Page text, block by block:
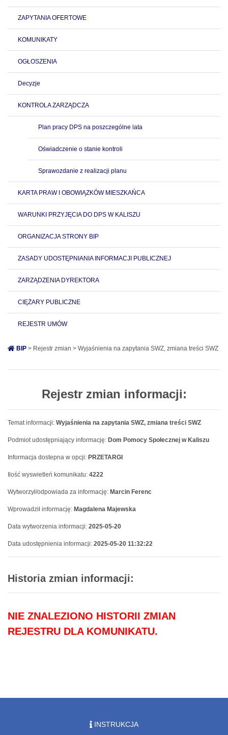
ZAPYTANIA OFERTOWE
KOMUNIKATY
OGŁOSZENIA
Decyzje
KONTROLA ZARZĄDCZA
Plan pracy DPS na poszczególne lata
Oświadczenie o stanie kontroli
Sprawozdanie z realizacji planu
KARTA PRAW I OBOWIĄZKÓW MIESZKAŃCA
WARUNKI PRZYJĘCIA DO DPS W KALISZU
ORGANIZACJA STRONY BIP
ZASADY UDOSTĘPNIANIA INFORMACJI PUBLICZNEJ
ZARZĄDZENIA DYREKTORA
CIĘŻARY PUBLICZNE
REJESTR UMÓW
BIP > Rejestr zmian > Wyjaśnienia na zapytania SWZ, zmiana treści SWZ
Rejestr zmian informacji:
Temat informacji: Wyjaśnienia na zapytania SWZ, zmiana treści SWZ
Podmiot udostępniający informację: Dom Pomocy Społecznej w Kaliszu
Informacja dostepna w opcji: PRZETARGI
Ilość wyswietleń komunikatu: 4222
Wytworzył/odpowiada za informację: Marcin Ferenc
Wprowadził informację: Magdalena Majewska
Data wytworzenia informacji: 2025-05-20
Data udostępnienia informacji: 2025-05-20 11:32:22
Historia zmian informacji:
NIE ZNALEZIONO HISTORII ZMIAN
REJESTRU DLA KOMUNIKATU.
INSTRUKCJA